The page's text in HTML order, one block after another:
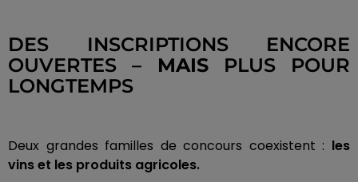
DES INSCRIPTIONS ENCORE
OUVERTES – MAIS PLUS POUR
LONGTEMPS
Deux grandes familles de concours coexistent : les
vins et les produits agricoles.